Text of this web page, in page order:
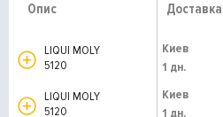
Опис Доставка
LIQUI MOLY
5120
Киев
1 дн.
LIQUI MOLY
5120
Киев
1 дн.